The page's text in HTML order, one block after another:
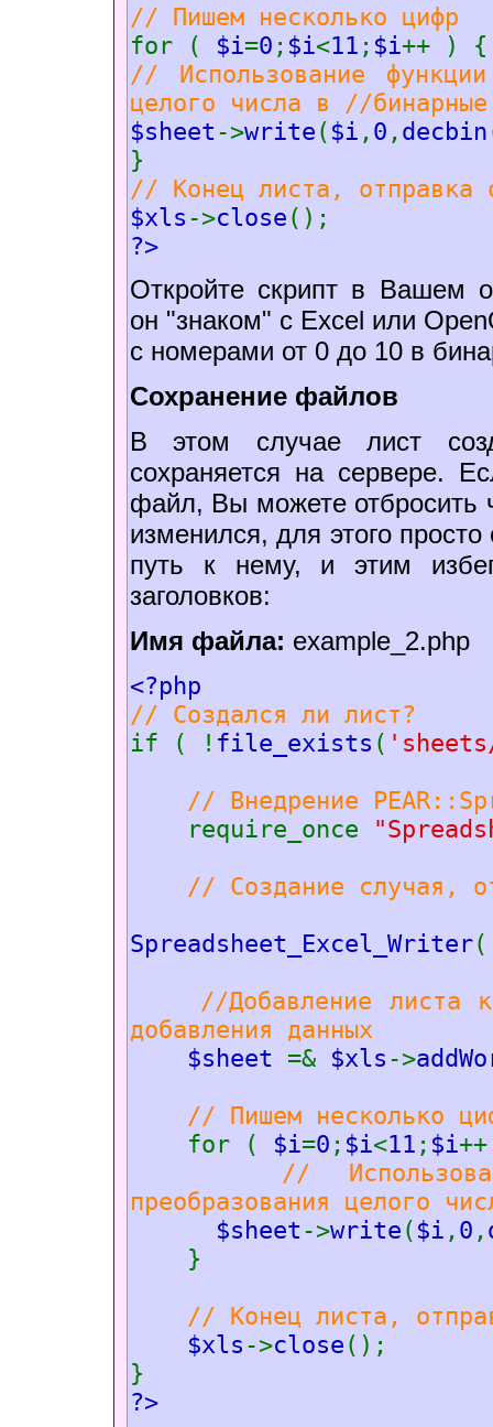
// Пишем несколько цифр
for ( $i=0 ; $i<11 ; $i++ ) {
// Использование
целого числа в //бинарные
$sheet->write($i ,0 ,decbin
}
// Конец листа, отправка
$xls->close();
?>
Откройте скрипт в Вашем
он "знаком" с Excel или
с номерами от 0 до 10 в
Сохранение файлов
В этом случае лист
соxраняется на сервере.
файл, Вы можете отбросить
изменился, для этого
путь к нему, и этим
заголовков:
Имя файла: example_2.php
<?php
// Создался ли лист?
if ( ! file_exists (
// Внедрение
require_once
// Создание случая,
Spreadsheet_Excel_Writer(
//Добавление листа
добавления данныx
$sheet =& $xls->
// Пишем несколько
for ( $i=0 ; $i<11 ; $i
//
преобразования целого
$sheet->write($i ,0 ,
}
// Конец листа,
$xls->close();
}
?>